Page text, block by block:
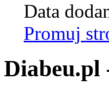
Data
Promuj
Diabeu.pl